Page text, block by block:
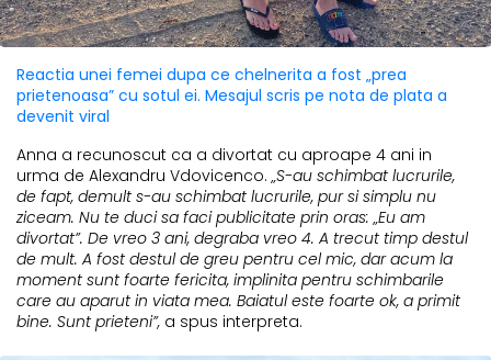
Reactia unei femei dupa ce chelnerita a fost „prea
prietenoasa” cu sotul ei. Mesajul scris pe nota de plata a
devenit viral
Anna a recunoscut ca a divortat cu aproape 4 ani in
urma de Alexandru Vdovicenco. „S-au schimbat lucrurile,
de fapt, demult s-au schimbat lucrurile, pur si simplu nu
ziceam. Nu te duci sa faci publicitate prin oras: „Eu am
divortat”. De vreo 3 ani, degraba vreo 4. A trecut timp destul
de mult. A fost destul de greu pentru cel mic, dar acum la
moment sunt foarte fericita, implinita pentru schimbarile
care au aparut in viata mea. Baiatul este foarte ok, a primit
bine. Sunt prieteni”, a spus interpreta.